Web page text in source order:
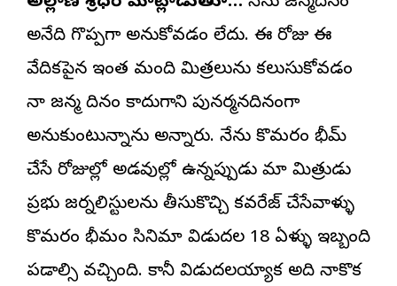
అనేది గొప్పగా అనుకోవడం లేదు. ఈ రోజు ఈ
వేదికపైన ఇంత మంది మిత్రలును కలుసుకోవడం
నా జన్మ దినం కాదుగాని పునర్మనదినంగా
అనుకుంటున్నాను అన్నారు. నేను కొమరం భీమ్‌
చేసే రోజుల్లో అడవుల్లో ఉన్నప్పుడు మా మిత్రుడు
ప్రభు జర్నలిస్టులను తీసుకొచ్చి కవరేజ్‌ చేసేవాళ్ళు
కొమరం భీమం సినిమా విడుదల 18 ఏళ్ళు ఇబ్బంది
పడాల్సి వచ్చింది. కానీ విడుదలయ్యాక అది నాకొక